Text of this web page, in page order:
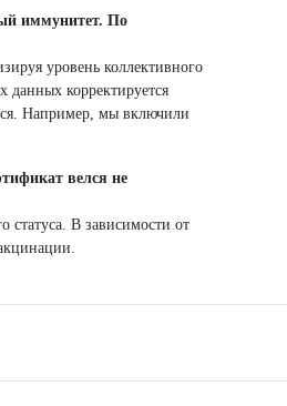
иммунитет. По
уровень коллективного
корректируется
Например, мы включили
велся не
В зависимости от